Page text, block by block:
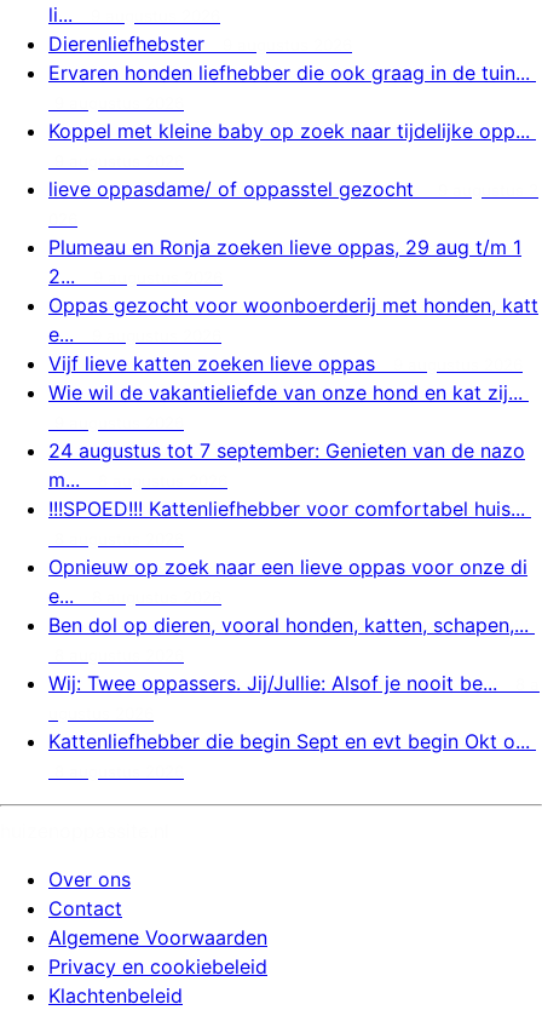
li...
Dierenliefhebster
Ervaren honden liefhebber die ook graag in de tuin...
Koppel met kleine baby op zoek naar tijdelijke opp...
lieve oppasdame/ of oppasstel gezocht
Plumeau en Ronja zoeken lieve oppas, 29 aug t/m 1
2...
Oppas gezocht voor woonboerderij met honden, katt
e...
Vijf lieve katten zoeken lieve oppas
Wie wil de vakantieliefde van onze hond en kat zij...
24 augustus tot 7 september: Genieten van de nazo
m...
!!!SPOED!!! Kattenliefhebber voor comfortabel huis...
Opnieuw op zoek naar een lieve oppas voor onze di
e...
Ben dol op dieren, vooral honden, katten, schapen,...
Wij: Twee oppassers. Jij/Jullie: Alsof je nooit be...
Kattenliefhebber die begin Sept en evt begin Okt o...
Over ons
Contact
Algemene Voorwaarden
Privacy en cookiebeleid
Klachtenbeleid